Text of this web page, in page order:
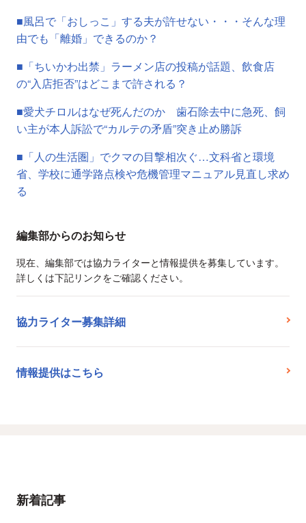
■風呂で「おしっこ」する夫が許せない・・・そんな理
由でも「離婚」できるのか？
■「ちいかわ出禁」ラーメン店の投稿が話題、飲食店
の“入店拒否”はどこまで許される？
■愛犬チロルはなぜ死んだのか 歯石除去中に急死、飼
い主が本人訴訟で“カルテの矛盾”突き止め勝訴
■「人の生活圏」でクマの目撃相次ぐ…文科省と環境
省、学校に通学路点検や危機管理マニュアル見直し求め
る
編集部からのお知らせ
現在、編集部では協力ライターと情報提供を募集しています。
詳しくは下記リンクをご確認ください。
協力ライター募集詳細
情報提供はこちら
新着記事